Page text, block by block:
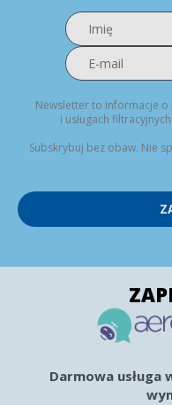
Newsletter to informacje
i usługach
Subskrybuj bez obaw. Nie
Darmowa usługa